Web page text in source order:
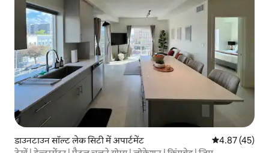
डाउनटाउन सॉल्ट लेक सिटी में अपार्टमेंट औसत रेटिंग 5 में
4.87 (45)